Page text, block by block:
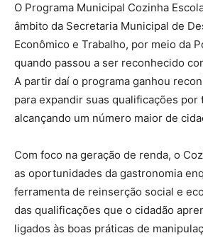
O Programa Municipal Cozinha
âmbito da Secretaria Municipal de
Econômico e Trabalho, por meio da
quando passou a ser reconhecido
A partir daí o programa ganhou
para expandir suas qualificações
alcançando um número maior de
Com foco na geração de renda, o
as oportunidades da gastronomia
ferramenta de reinserção social e
das qualificações que o cidadão
ligados às boas práticas de